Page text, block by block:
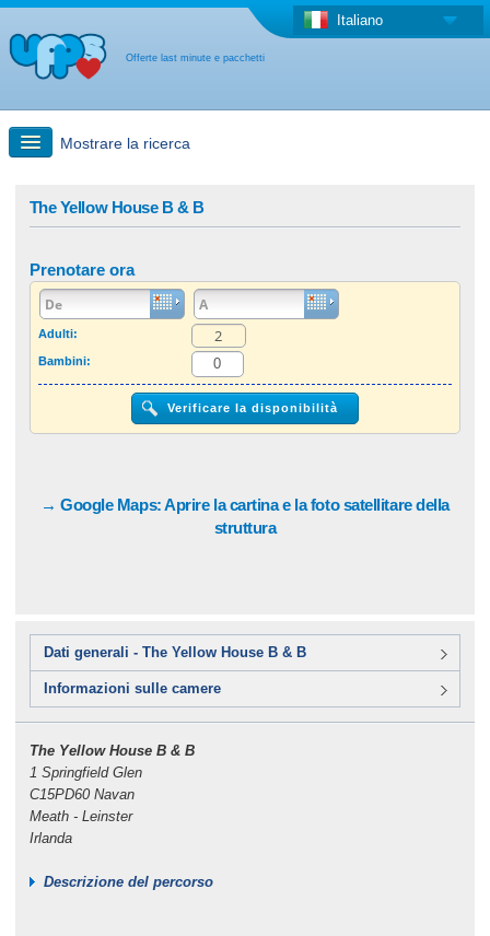
Offerte last minute e pacchetti
Italiano
Mostrare la ricerca
Offerta last minute + Offerta forfettaria
Altro paese
The Yellow House B & B
Prenotare ora
Adulti:
Bambini:
→ Google Maps: Aprire la cartina e la foto satellitare della
struttura
Dati generali - The Yellow House B & B
Informazioni sulle camere
The Yellow House B & B
1 Springfield Glen
C15PD60 Navan
Meath - Leinster
Irlanda
Descrizione del percorso